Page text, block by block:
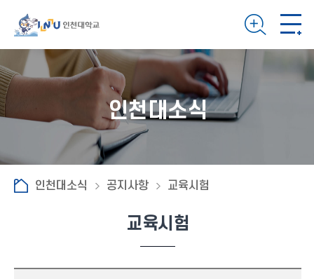
인천대소식
인천대소식 공지사항 교육시험
교육시험